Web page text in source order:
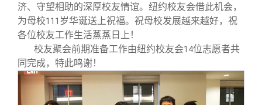
济、守望相助的深厚校友情谊。纽约校友会借此机会，
为母校111 岁华诞送上祝福。祝母校发展越来越好，祝
各位校友工作生活蒸蒸日上！
校友聚会前期准备工作由纽约校友会14位志愿者共
同完成，特此鸣谢！